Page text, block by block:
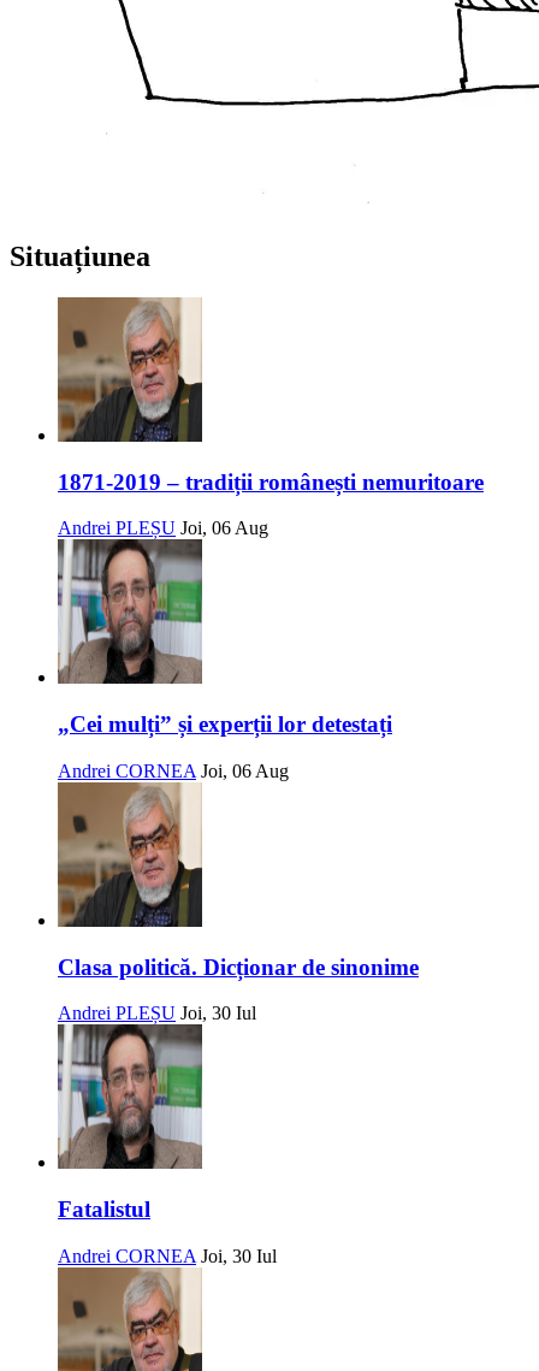
Situațiunea
1871-2019 – tradiții românești nemuritoare
Andrei PLEȘU Joi, 06 Aug
„Cei mulți” și experții lor detestați
Andrei CORNEA Joi, 06 Aug
Clasa politică. Dicționar de sinonime
Andrei PLEȘU Joi, 30 Iul
Fatalistul
Andrei CORNEA Joi, 30 Iul